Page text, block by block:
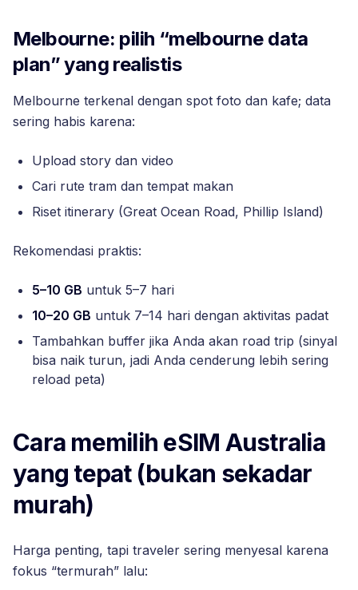
Melbourne: pilih “melbourne data
plan” yang realistis
Melbourne terkenal dengan spot foto dan kafe; data
sering habis karena:
Upload story dan video
Cari rute tram dan tempat makan
Riset itinerary (Great Ocean Road, Phillip Island)
Rekomendasi praktis:
5–10 GB untuk 5–7 hari
10–20 GB untuk 7–14 hari dengan aktivitas padat
Tambahkan buffer jika Anda akan road trip (sinyal
bisa naik turun, jadi Anda cenderung lebih sering
reload peta)
Cara memilih eSIM Australia
yang tepat (bukan sekadar
murah)
Harga penting, tapi traveler sering menyesal karena
fokus “termurah” lalu: